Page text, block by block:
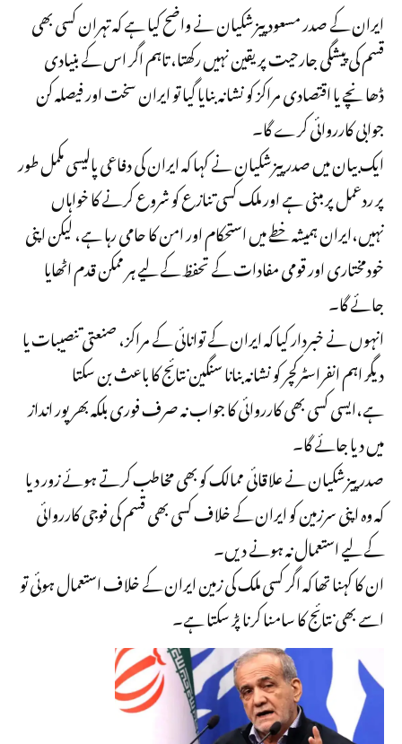
ایران کے صدر مسعود پیزشکیان نے واضح کیا ہے کہ تہران کسی بھی
قسم کی پیشگی جارحیت پر یقین نہیں رکھتا، تاہم اگر اس کے بنیادی
ڈھانچے یا اقتصادی مراکز کو نشانہ بنایا گیا تو ایران سخت اور فیصلہ کن
جوابی کارروائی کرے گا۔
ایک بیان میں صدر پیزشکیان نے کہا کہ ایران کی دفاعی پالیسی مکمل طور
پر ردعمل پر مبنی ہے اور ملک کسی تنازع کو شروع کرنے کا خواہاں
نہیں،ایران ہمیشہ خطے میں استحکام اور امن کا حامی رہا ہے، لیکن اپنی
خودمختاری اور قومی مفادات کے تحفظ کے لیے ہر ممکن قدم اٹھایا
جائے گا۔
انہوں نے خبردار کیا کہ ایران کے توانائی کے مراکز، صنعتی تنصیبات یا
دیگر اہم انفراسٹرکچر کو نشانہ بنانا سنگین نتائج کا باعث بن سکتا
ہے،ایسی کسی بھی کارروائی کا جواب نہ صرف فوری بلکہ بھرپور انداز
میں دیا جائے گا۔
صدر پیزشکیان نے علاقائی ممالک کو بھی مخاطب کرتے ہوئے زور دیا
کہ وہ اپنی سرزمین کو ایران کے خلاف کسی بھی قسم کی فوجی کارروائی
کے لیے استعمال نہ ہونے دیں۔
ان کا کہنا تھا کہ اگر کسی ملک کی زمین ایران کے خلاف استعمال ہوئی تو
اسے بھی نتائج کا سامنا کرنا پڑ سکتا ہے۔